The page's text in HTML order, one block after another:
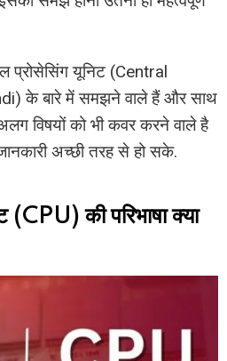
प्रोसेसिंग यूनिट (Central
के बारे में समझने वाले हैं और साथ
विषयों को भी कवर करने वाले है
अच्छी तरह से हो सके.
(CPU) की परिभाषा क्या